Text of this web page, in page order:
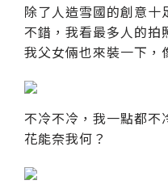
除了人造雪國的創意十
不錯，我看最多人的
我父女倆也來裝一下，
不冷不冷，我一點都
花能奈我何？